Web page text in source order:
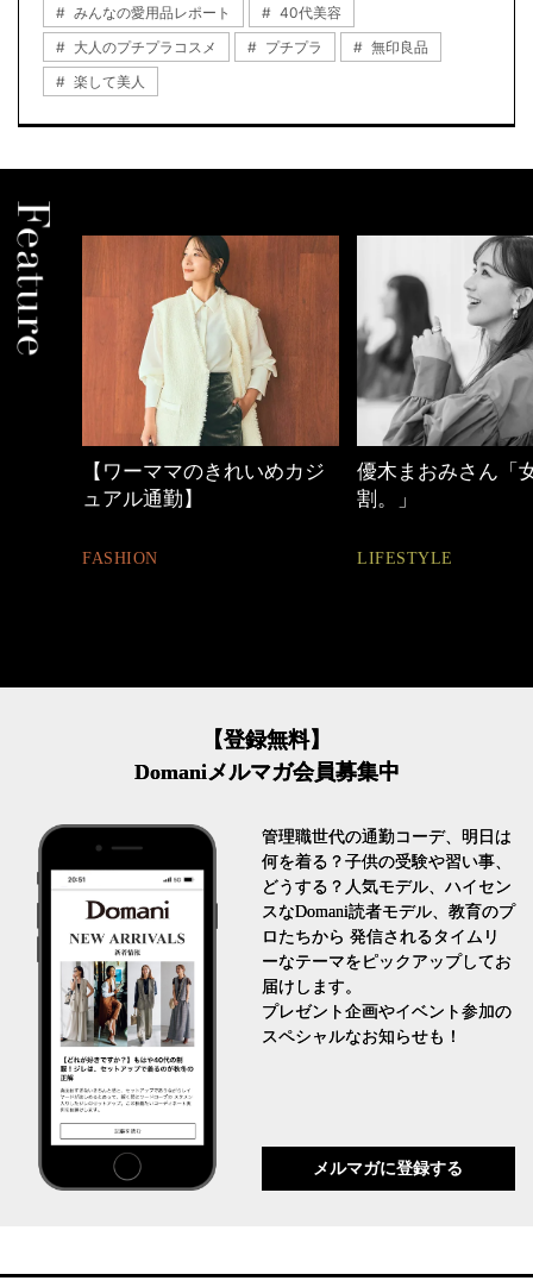
みんなの愛用品レポート
40代美容
大人のプチプラコスメ
プチプラ
無印良品
楽して美人
【ワーママのきれいめカジ
ュアル通勤】
FASHION
優木まおみさん「
割。」
LIFESTYLE
【登録無料】
Domaniメルマガ会員募集中
管理職世代の通勤コーデ、明日は
何を着る？子供の受験や習い事、
どうする？人気モデル、ハイセン
スなDomani読者モデル、教育のプ
ロたちから 発信されるタイムリ
ーなテーマをピックアップしてお
届けします。
プレゼント企画やイベント参加の
スペシャルなお知らせも！
メルマガに登録する